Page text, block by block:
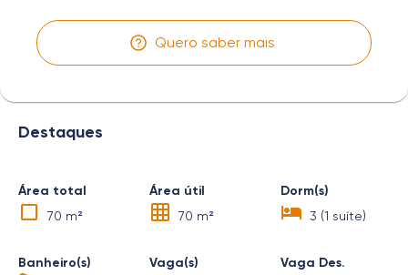
Quero saber mais
Destaques
Área total
70 m²
Área útil
70 m²
Dorm(s)
3 (1 suíte)
Banheiro(s) Vaga(s) Vaga Des.